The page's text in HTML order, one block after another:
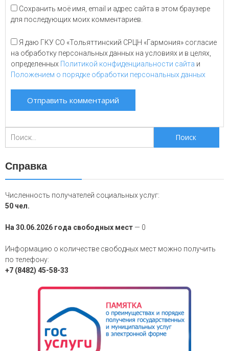
Сохранить моё имя, email и адрес сайта в этом браузере
для последующих моих комментариев.
Я даю ГКУ СО «Тольяттинский СРЦН «Гармония» согласие
на обработку персональных данных на условиях и в целях,
определенных Политикой конфиденциальности сайта и
Положением о порядке обработки персональных данных
для:
Справка
Численность получателей социальных услуг:
50 чел.
На 30.06.2026 года свободных мест — 0
Информацию о количестве свободных мест можно получить
по телефону:
+7 (8482) 45-58-33